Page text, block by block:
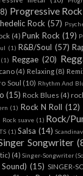
Progressive Rock
Rock (57)
(4) Punk Rock (19)
(1) R&B/Soul (57)
(1) Reggae (20)
(4) Relaxing (8)
Soul (10) Rhythm And
(15) Rock Blues (4)
(1) Rock N Roll (12)
Rock suave (1) Rock/
(1) Salsa (14)
Songwriter
(4) Singer-Songwriter
(15) SINGER-